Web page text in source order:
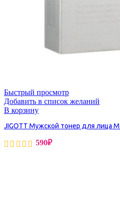
Быстрый просмотр
Добавить в список желаний
В корзину
JIGOTT Мужской тонер для лица
590₽